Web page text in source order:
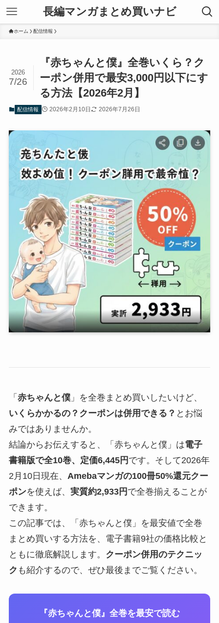
長編マンガまとめ買いナビ
ホーム 配信情報
『赤ちゃんと僕』全巻いくら？ク
ーポン併用で最安3,000円以下にす
る方法【2026年2月】
2026
7/26
配信情報 2026年2月10日 2026年7月26日
「 赤ちゃんと僕」を全巻まとめ買いしたいけど、
いくらかかるの？クーポンは併用できる？ とお悩
みではありませんか。
結論からお伝えすると、「赤ちゃんと僕」は電子
書籍版で全10巻、定価6,445円 です。そして2026年
2月10日現在、 Amebaマンガの100冊50%還元クー
ポンを使えば、 実質約2,933円 で全巻揃えることが
できます。
この記事では、「赤ちゃんと僕」を最安値で全巻
まとめ買いする方法を、電子書籍9社の価格比較と
ともに徹底解説します。 クーポン併用のテクニッ
ク も紹介するので、ぜひ最後までご覧ください。
『赤ちゃんと僕』全巻を最安で読む